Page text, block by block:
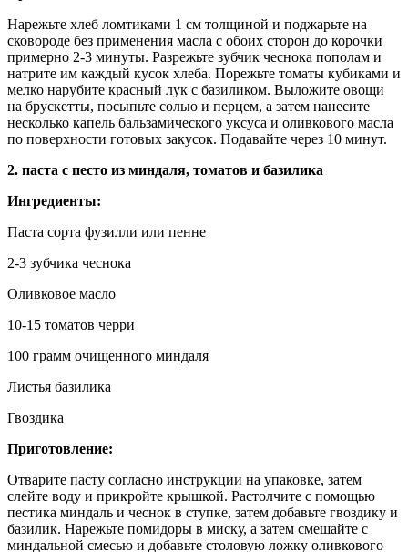
Нарежьте хлеб ломтиками 1 см толщиной и поджарьте на
сковороде без применения масла с обоих сторон до корочки
примерно 2-3 минуты. Разрежьте зубчик чеснока пополам и
натрите им каждый кусок хлеба. Порежьте томаты кубиками и
мелко нарубите красный лук с базиликом. Выложите овощи
на брускетты, посыпьте солью и перцем, а затем нанесите
несколько капель бальзамического уксуса и оливкового масла
по поверхности готовых закусок. Подавайте через 10 минут.
2. паста с песто из миндаля, томатов и базилика
Ингредиенты:
Паста сорта фузилли или пенне
2-3 зубчика чеснока
Оливковое масло
10-15 томатов черри
100 грамм очищенного миндаля
Листья базилика
Гвоздика
Приготовление:
Отварите пасту согласно инструкции на упаковке, затем
слейте воду и прикройте крышкой. Растолчите с помощью
пестика миндаль и чеснок в ступке, затем добавьте гвоздику и
базилик. Нарежьте помидоры в миску, а затем смешайте с
миндальной смесью и добавьте столовую ложку оливкового